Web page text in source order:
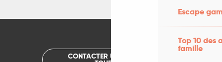
Escape
Top 10 des
famille
CONTACTER UN OFFICE DE